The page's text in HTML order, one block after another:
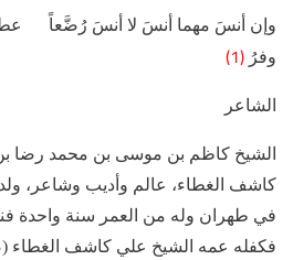
وإن أنسَ مهما أنسَ لا أنسَ رُضَّعاً
وفرُ (1)
الشاعر
الشيخ كاظم بن موسى بن محمد رضا
كاشف الغطاء، عالم وأديب وشاعر،
في طهران وله من العمر سنة واحدة
فكفله عمه الشيخ علي كاشف